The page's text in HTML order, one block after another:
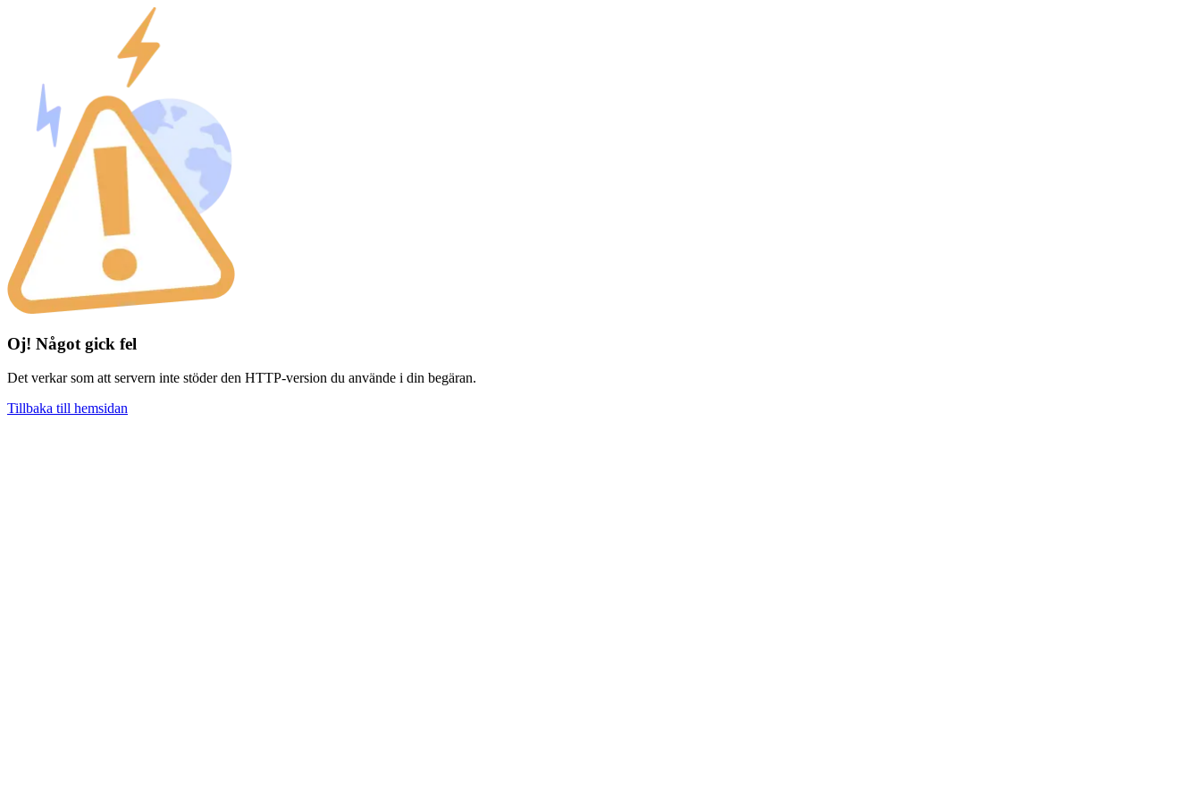
Oj! Något gick fel
Det verkar som att servern inte stöder den HTTP-version du använde i din begäran.
Tillbaka till hemsidan